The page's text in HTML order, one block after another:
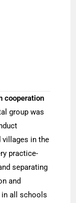
cooperation
group was
in the
practice-
separating
and
all schools